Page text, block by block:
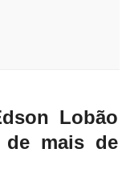
Lobão
de mais de